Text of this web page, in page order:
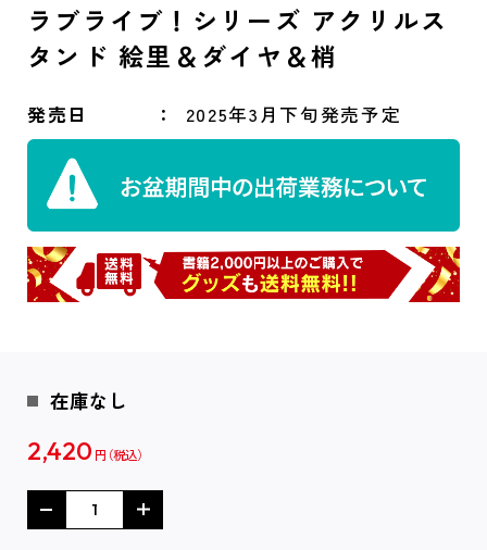
ラブライブ！シリーズ アクリルス
タンド 絵里＆ダイヤ＆梢
発売日 2025年3月下旬発売予定
在庫なし
2,420 円